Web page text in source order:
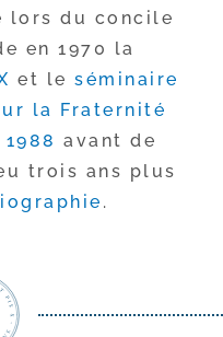
lors du concile
en 1970 la
et le sémi­naire
la Fraternité
avant de
trois ans plus
.